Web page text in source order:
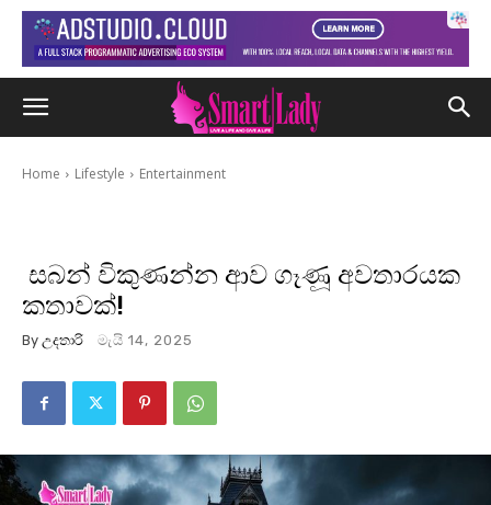
Home Lifestyle Entertainment
සබන් විකුණන්න ආව ගෑණූ අවතාරයක
කතාවක්!
By උදතාරි මැයි 14, 2025